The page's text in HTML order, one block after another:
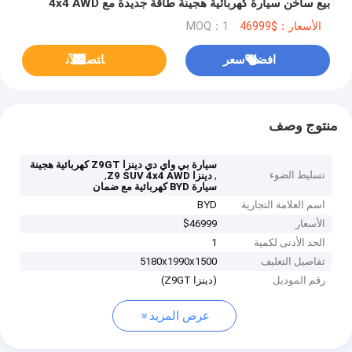
بيع ساخن سيارة كهربائية هجينة طاقة جديدة مع 4x4 AWD
الأسعار：$46999 MOQ：1
افضل سعر ﺎﺘﺼﻟ ﺍﻶﻧ
منتوج وصف
تسليط الضوء
سيارة بي واي دي دينزا Z9GT كهربائية هجينة
,دينزا Z9 SUV 4x4 AWD
,
سيارة BYD كهربائية مع ضمان
اسم العلامة التجارية
BYD
الأسعار
$46999
الحد الأدنى لكمية
1
تفاصيل التغليف
5180x1990x1500
رقم الموديل
(دينزا Z9GT)
عرض المزيد